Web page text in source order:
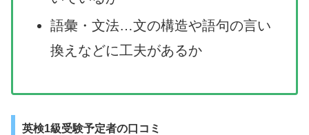
語彙・文法…文の構造や語句の言い
換えなどに工夫があるか
英検1級受験予定者の口コミ